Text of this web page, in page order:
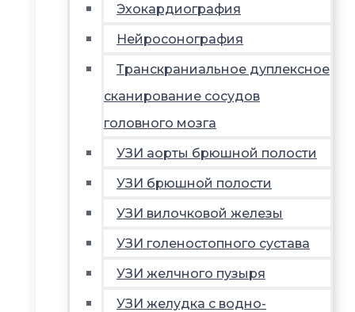
Эхокардиография
Нейросонография
Транскраниальное дуплексное
сканирование сосудов
головного мозга
УЗИ аорты брюшной полости
УЗИ брюшной полости
УЗИ вилочковой железы
УЗИ голеностопного сустава
УЗИ желчного пузыря
УЗИ желудка с водно-